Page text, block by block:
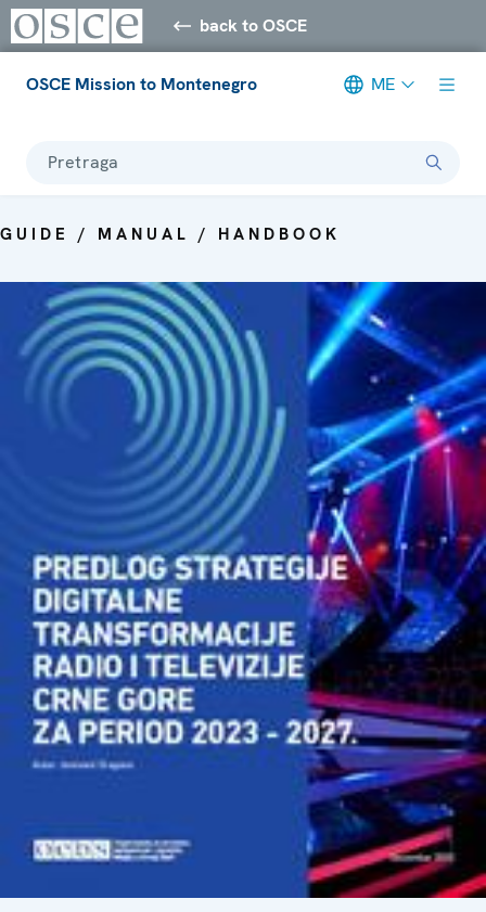
back to OSCE
OSCE Mission to Montenegro ME
Pretraga
GUIDE / MANUAL / HANDBOOK